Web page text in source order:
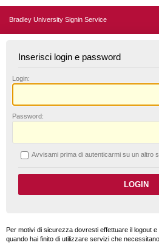
Bradley University Signin Service
Inserisci login e password
L ogin:
Password:
Avvisami prima di autenticarmi su un altro
Per motivi di sicurezza dovresti effettuare il logout
quando hai finito di utilizzare servizi che